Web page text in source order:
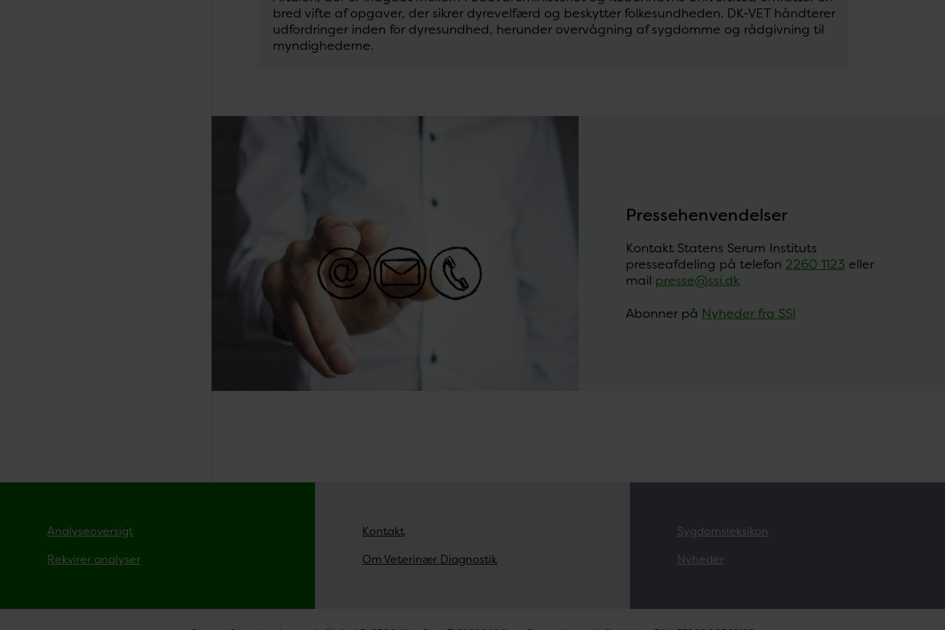
bred vifte af opgaver, der sikrer dyrevelfærd og beskytter folkesundheden. DK-VET håndterer
udfordringer inden for dyresundhed, herunder overvågning af sygdomme og rådgivning til
myndighederne.
Pressehenvendelser
Kontakt Statens Serum Instituts
presseafdeling på telefon 2260 1123 eller
mail presse@ssi.dk
Abonner på Nyheder fra SSI
Analyseoversigt
Rekvirer analyser
Kontakt
Om Veterinær Diagnostik
Sygdomsleksikon
Nyheder